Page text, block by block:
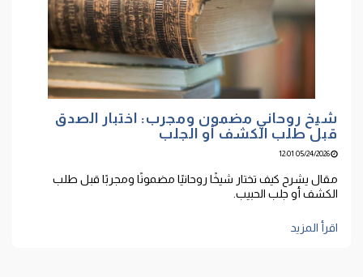
شيخ روحاني مضمون ومجرب: اختبار الصدق
قبل طلب الكشف أو الجلب
05/24/2026 12:01
مقال يشرح كيف تختار شيخًا روحانيًا مضمونًا ومجربًا قبل طلب
الكشف أو جلب الحبيب.
اقرأ المزيد